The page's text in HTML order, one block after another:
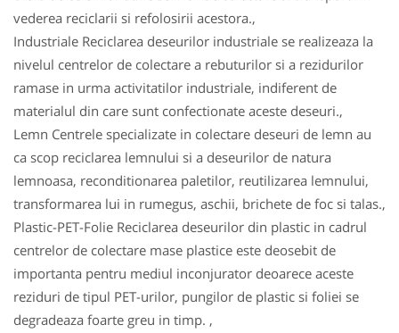
vederea reciclarii si refolosirii acestora.,
Industriale Reciclarea deseurilor industriale se realizeaza la
nivelul centrelor de colectare a rebuturilor si a rezidurilor
ramase in urma activitatilor industriale, indiferent de
materialul din care sunt confectionate aceste deseuri.,
Lemn Centrele specializate in colectare deseuri de lemn au
ca scop reciclarea lemnului si a deseurilor de natura
lemnoasa, reconditionarea paletilor, reutilizarea lemnului,
transformarea lui in rumegus, aschii, brichete de foc si talas.,
Plastic-PET-Folie Reciclarea deseurilor din plastic in cadrul
centrelor de colectare mase plastice este deosebit de
importanta pentru mediul inconjurator deoarece aceste
reziduri de tipul PET-urilor, pungilor de plastic si foliei se
degradeaza foarte greu in timp. ,